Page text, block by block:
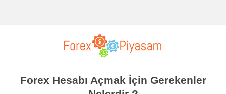
Forex Hesabı Açmak İçin Gerekenler